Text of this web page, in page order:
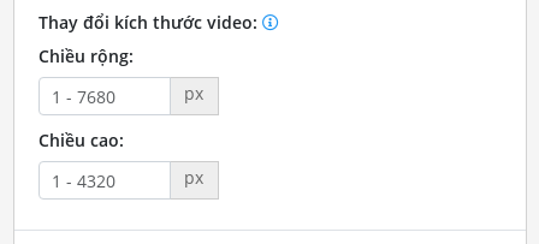
Thay đổi kích thước video:
Chiều rộng:
px
Chiều cao:
px